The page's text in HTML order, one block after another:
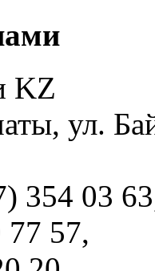
KZ
ул.
354 03
77 57,